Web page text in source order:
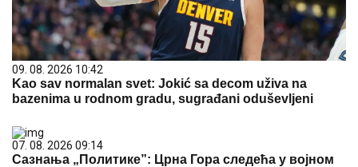
09. 08. 2026 10:42
Kao sav normalan svet: Jokić sa decom uživa na
bazenima u rodnom gradu, sugrađani oduševljeni
07. 08. 2026 09:14
Сазнања „Политике”: Црна Гора следећа у војном